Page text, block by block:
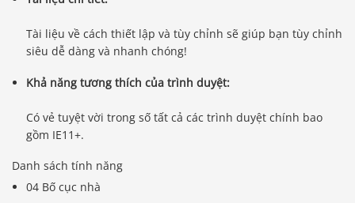
Tài liệu về cách thiết lập và tùy chỉnh sẽ giúp bạn tùy chỉnh
siêu dễ dàng và nhanh chóng!
Khả năng tương thích của trình duyệt:
Có vẻ tuyệt vời trong số tất cả các trình duyệt chính bao
gồm IE11+.
Danh sách tính năng
04 Bố cục nhà